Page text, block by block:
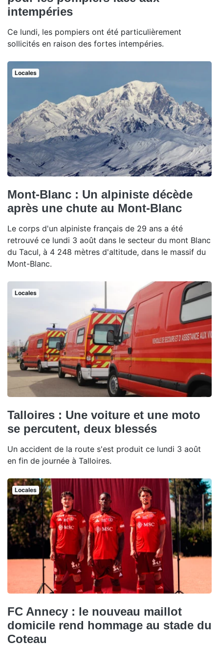
intempéries
Ce lundi, les pompiers ont été particulièrement
sollicités en raison des fortes intempéries.
Locales
Mont-Blanc : Un alpiniste décède
après une chute au Mont-Blanc
Le corps d'un alpiniste français de 29 ans a été
retrouvé ce lundi 3 août dans le secteur du mont Blanc
du Tacul, à 4 248 mètres d'altitude, dans le massif du
Mont-Blanc.
Locales
Talloires : Une voiture et une moto
se percutent, deux blessés
Un accident de la route s'est produit ce lundi 3 août
en fin de journée à Talloires.
Locales
FC Annecy : le nouveau maillot
domicile rend hommage au stade du
Coteau